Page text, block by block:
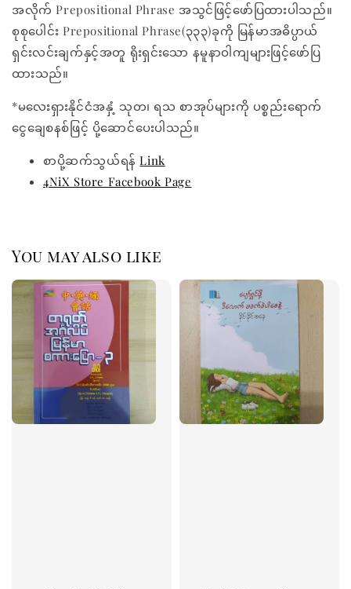
အလိုက် Prepositional Phrase အသွင်ဖြင့်ဖော်ပြထားပါသည်။
စုစုပေါင်း Prepositional Phrase(၃၃၃)ခုကို မြန်မာအဓိပ္ပာယ်
ရှင်းလင်းချက်နှင့်အတူ ရိုးရှင်းသော နမူနာဝါကျများဖြင့်ဖော်ပြ
ထားသည်။
*မလေးရှားနိုင်ငံအနှံ့ သုတ၊ ရသ စာအုပ်များကို ပစ္စည်းရောက်
ငွေချေစနစ်ဖြင့် ပို့ဆောင်ပေးပါသည်။
စာပို့ဆက်သွယ်ရန်Link
4NiX Store Facebook Page
You may also like